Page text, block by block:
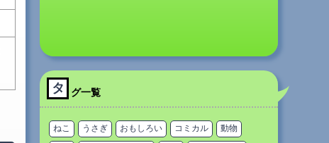
タ グ一覧
ねこ うさぎ おもしろい コミカル 動物